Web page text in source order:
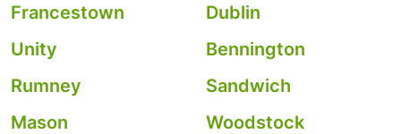
Francestown
Dublin
Unity
Bennington
Rumney
Sandwich
Mason
Woodstock